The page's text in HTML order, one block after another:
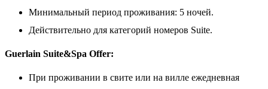
Минимальный период проживания: 5 ночей.
Действительно для категорий номеров Suite.
Guerlain Suite&Spa Offer:
При проживании в свите или на вилле ежедневная